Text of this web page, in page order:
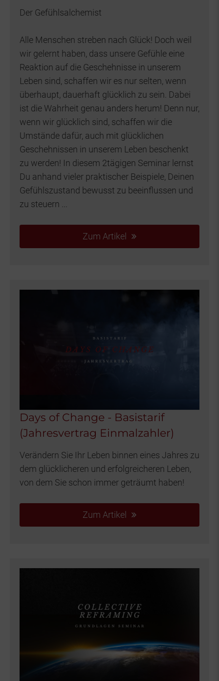
Der Gefühlsalchemist
Alle Menschen streben nach Glück! Doch weil
wir gelernt haben, dass unsere Gefühle eine
Reaktion auf die Geschehnisse in unserem
Leben sind, schaffen wir es nur selten, wenn
überhaupt, dauerhaft glücklich zu sein. Dabei
ist die Wahrheit genau anders herum! Denn nur,
wenn wir glücklich sind, schaffen wir die
Umstände dafür, auch mit glücklichen
Geschehnissen in unserem Leben beschenkt
zu werden! In diesem 2tägigen Seminar lernst
Du anhand vieler praktischer Beispiele, Deinen
Gefühlszustand bewusst zu beeinflussen und
zu steuern ...
Zum Artikel
Days of Change - Basistarif
(Jahresvertrag Einmalzahler)
Verändern Sie Ihr Leben binnen eines Jahres zu
dem glücklicheren und erfolgreicheren Leben,
von dem Sie schon immer geträumt haben!
Zum Artikel